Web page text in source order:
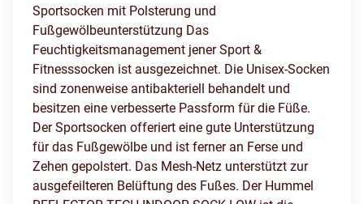
Sportsocken mit Polsterung und
Fußgewölbeunterstützung Das
Feuchtigkeitsmanagement jener Sport &
Fitnesssocken ist ausgezeichnet. Die Unisex-Socken
sind zonenweise antibakteriell behandelt und
besitzen eine verbesserte Passform für die Füße.
Der Sportsocken offeriert eine gute Unterstützung
für das Fußgewölbe und ist ferner an Ferse und
Zehen gepolstert. Das Mesh-Netz unterstützt zur
ausgefeilteren Belüftung des Fußes. Der Hummel